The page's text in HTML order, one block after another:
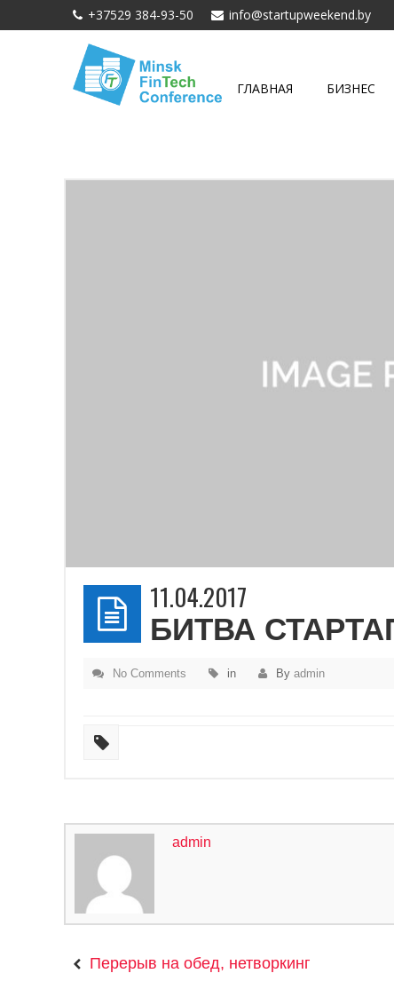
+37529 384-93-50 info@startupweekend.by
ГЛАВНАЯ БИЗНЕС
11.04.2017
БИТВА
No Comments in By admin
admin
Перерыв на обед, нетворкинг